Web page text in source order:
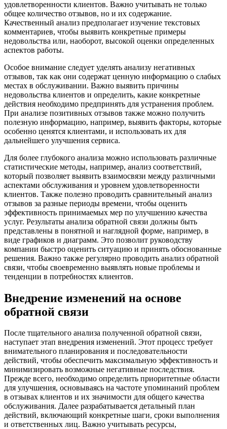
удовлетворенности клиентов. Важно учитывать не только
общее количество отзывов, но и их содержание.
Качественный анализ предполагает изучение текстовых
комментариев, чтобы выявить конкретные примеры
недовольства или, наоборот, высокой оценки определенных
аспектов работы.
Особое внимание следует уделять анализу негативных
отзывов, так как они содержат ценную информацию о слабых
местах в обслуживании. Важно выявить причины
недовольства клиентов и определить, какие конкретные
действия необходимо предпринять для устранения проблем.
При анализе позитивных отзывов также можно получить
полезную информацию, например, выявить факторы, которые
особенно ценятся клиентами, и использовать их для
дальнейшего улучшения сервиса.
Для более глубокого анализа можно использовать различные
статистические методы, например, анализ соответствий,
который позволяет выявить взаимосвязи между различными
аспектами обслуживания и уровнем удовлетворенности
клиентов. Также полезно проводить сравнительный анализ
отзывов за разные периоды времени, чтобы оценить
эффективность принимаемых мер по улучшению качества
услуг. Результаты анализа обратной связи должны быть
представлены в понятной и наглядной форме, например, в
виде графиков и диаграмм. Это позволит руководству
компании быстро оценить ситуацию и принять обоснованные
решения. Важно также регулярно проводить анализ обратной
связи, чтобы своевременно выявлять новые проблемы и
тенденции в потребностях клиентов.
Внедрение изменений на основе
обратной связи
После тщательного анализа полученной обратной связи,
наступает этап внедрения изменений. Этот процесс требует
внимательного планирования и последовательности
действий, чтобы обеспечить максимальную эффективность и
минимизировать возможные негативные последствия.
Прежде всего, необходимо определить приоритетные области
для улучшения, основываясь на частоте упоминаний проблем
в отзывах клиентов и их значимости для общего качества
обслуживания. Далее разрабатывается детальный план
действий, включающий конкретные шаги, сроки выполнения
и ответственных лиц. Важно учитывать ресурсы,